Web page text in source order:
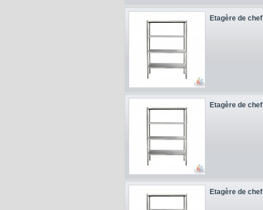
Etagère de
Etagère de
Etagère de